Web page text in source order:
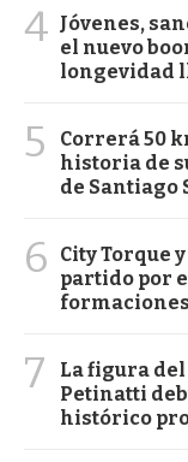
4 Jóvenes,
el nuevo
longevidad
5
Correrá 50
historia de
de
6
City Torque
partido por
7
La figura del
Petinatti
histórico